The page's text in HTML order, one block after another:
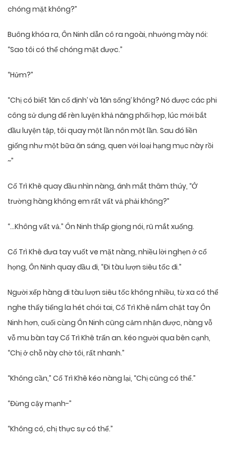
chóng mặt không?”
Buông khóa ra, Ôn Ninh dẫn cô ra ngoài, nhướng mày nói:
“Sao tôi có thể chóng mặt được.”
“Hửm?”
“Chị có biết ‘lăn cố định’ và ‘lăn sống’ không? Nó được các phi
công sử dụng để rèn luyện khả năng phối hợp, lúc mới bắt
đầu luyện tập, tôi quay một lần nôn một lần. Sau đó liền
giống như một bữa ăn sáng, quen với loại hạng mục này rồi
~”
Cố Trì Khê quay đầu nhìn nàng, ánh mắt thâm thúy, “Ở
trường hàng không em rất vất vả phải không?”
“…Không vất vả.” Ôn Ninh thấp giọng nói, rũ mắt xuống.
Cố Trì Khê đưa tay vuốt ve mặt nàng, nhiều lời nghẹn ở cổ
họng, Ôn Ninh quay đầu đi, “Đi tàu lượn siêu tốc đi.”
Người xếp hàng đi tàu lượn siêu tốc không nhiều, từ xa có thể
nghe thấy tiếng la hét chói tai, Cố Trì Khê nắm chặt tay Ôn
Ninh hơn, cuối cùng Ôn Ninh cũng cảm nhận được, nàng vỗ
vỗ mu bàn tay Cố Trì Khê trấn an. kéo người qua bên cạnh,
“Chị ở chỗ này chờ tôi, rất nhanh.”
“Không cần,” Cố Trì Khê kéo nàng lại, “Chị cũng có thể.”
“Đừng cậy mạnh-”
“Không có, chị thực sự có thể.”